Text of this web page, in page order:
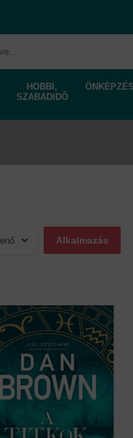
HOBBI,
SZABADIDŐ
ÖNKÉPZÉS